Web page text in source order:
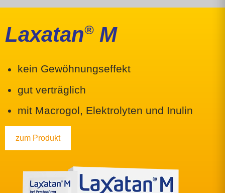
Laxatan®M
kein Gewöhnungs­effekt
gut verträglich
mit Macrogol, Elektro­lyten und Inulin
zum Produkt